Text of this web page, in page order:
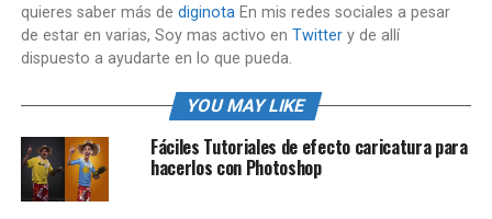
quieres saber más de diginotaEn mis redes sociales a pesar
de estar en varias, Soy mas activo en Twittery de allí
dispuesto a ayudarte en lo que pueda.
YOU MAY LIKE
Fáciles Tutoriales de efecto caricatura para
hacerlos con Photoshop